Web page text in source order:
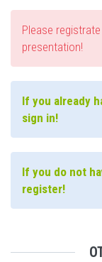
Please
presentation!
If you already
sign in!
If you do not
register!